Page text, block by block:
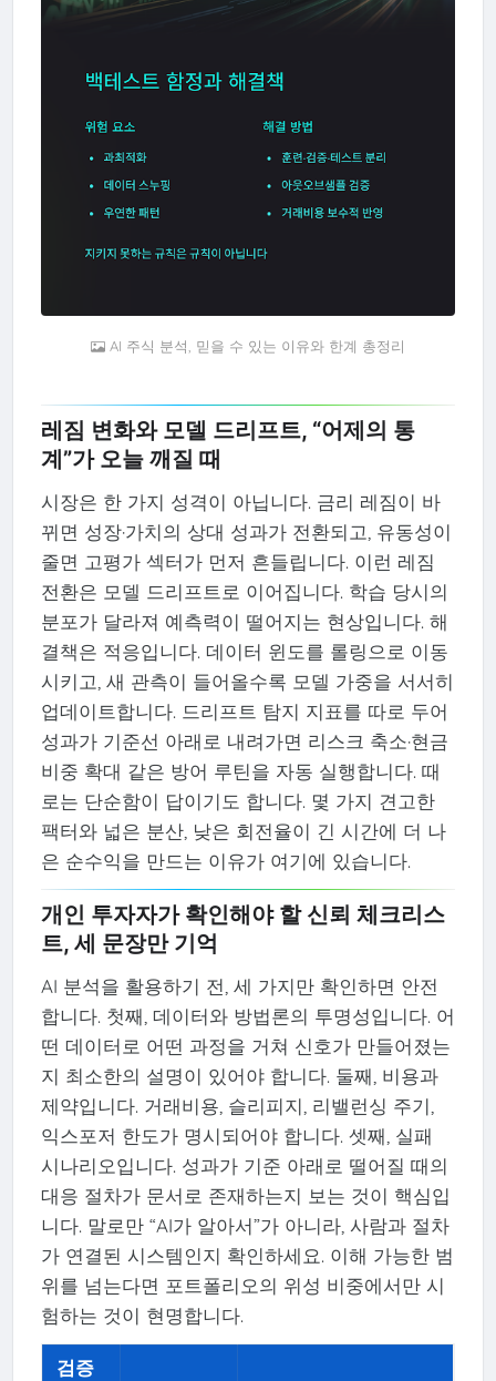
AI 주식 분석, 믿을 수 있는 이유와 한계 총정리
레짐 변화와 모델 드리프트, “어제의 통
계”가 오늘 깨질 때
시장은 한 가지 성격이 아닙니다. 금리 레짐이 바
뀌면 성장·가치의 상대 성과가 전환되고, 유동성이
줄면 고평가 섹터가 먼저 흔들립니다. 이런 레짐
전환은 모델 드리프트로 이어집니다. 학습 당시의
분포가 달라져 예측력이 떨어지는 현상입니다. 해
결책은 적응입니다. 데이터 윈도를 롤링으로 이동
시키고, 새 관측이 들어올수록 모델 가중을 서서히
업데이트합니다. 드리프트 탐지 지표를 따로 두어
성과가 기준선 아래로 내려가면 리스크 축소·현금
비중 확대 같은 방어 루틴을 자동 실행합니다. 때
로는 단순함이 답이기도 합니다. 몇 가지 견고한
팩터와 넓은 분산, 낮은 회전율이 긴 시간에 더 나
은 순수익을 만드는 이유가 여기에 있습니다.
개인 투자자가 확인해야 할 신뢰 체크리스
트, 세 문장만 기억
AI 분석을 활용하기 전, 세 가지만 확인하면 안전
합니다. 첫째, 데이터와 방법론의 투명성입니다. 어
떤 데이터로 어떤 과정을 거쳐 신호가 만들어졌는
지 최소한의 설명이 있어야 합니다. 둘째, 비용과
제약입니다. 거래비용, 슬리피지, 리밸런싱 주기,
익스포저 한도가 명시되어야 합니다. 셋째, 실패
시나리오입니다. 성과가 기준 아래로 떨어질 때의
대응 절차가 문서로 존재하는지 보는 것이 핵심입
니다. 말로만 “AI가 알아서”가 아니라, 사람과 절차
가 연결된 시스템인지 확인하세요. 이해 가능한 범
위를 넘는다면 포트폴리오의 위성 비중에서만 시
험하는 것이 현명합니다.
검증